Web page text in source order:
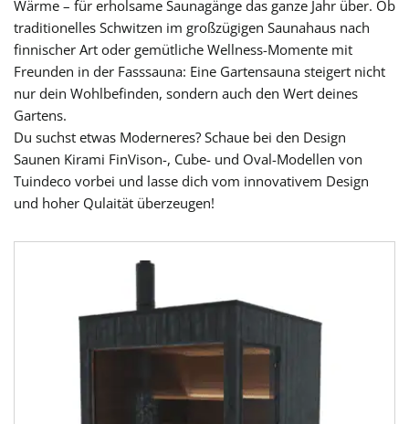
Wärme – für erholsame Saunagänge das ganze Jahr über. Ob
traditionelles Schwitzen im großzügigen Saunahaus nach
finnischer Art oder gemütliche Wellness-Momente mit
Freunden in der Fasssauna: Eine Gartensauna steigert nicht
nur dein Wohlbefinden, sondern auch den Wert deines
Gartens.
Du suchst etwas Moderneres? Schaue bei den Design
Saunen Kirami FinVison-, Cube- und Oval-Modellen von
Tuindeco vorbei und lasse dich vom innovativem Design
und hoher Qulaität überzeugen!